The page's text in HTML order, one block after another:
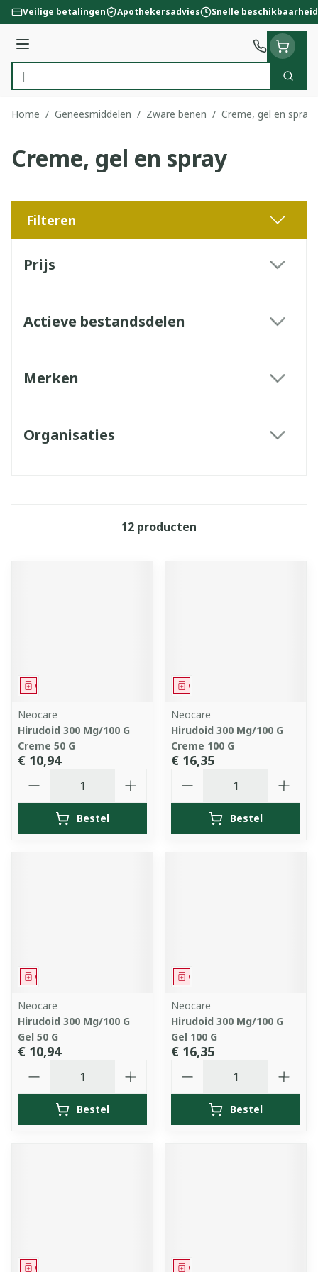
Ga naar de inhoud
Veilige betalingen Apothekersadvies Snelle beschikbaarheid
Menu
Product, merk, categorie...
Zoek
Home / Geneesmiddelen / Zware benen / Creme, gel en spray
Creme, gel en spray
Filteren
Prijs
Actieve bestandsdelen
Merken
Organisaties
12 producten
Geneesmiddel
Neocare
Hirudoid 300 Mg/100 G
Creme 50 G
€ 10,94
Bestel
Geneesmiddel
Neocare
Hirudoid 300 Mg/100 G
Creme 100 G
€ 16,35
Bestel
Geneesmiddel
Neocare
Hirudoid 300 Mg/100 G
Gel 50 G
€ 10,94
Bestel
Geneesmiddel
Neocare
Hirudoid 300 Mg/100 G
Gel 100 G
€ 16,35
Bestel
Geneesmiddel Geneesmiddel